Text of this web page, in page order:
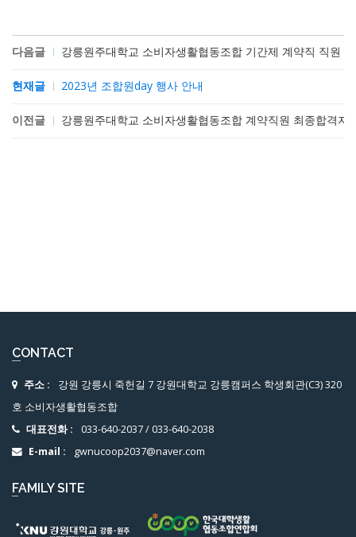
다음글 강릉원주대학교 소비자생활협동조합 기간제 계약직 직원
현재글 2023년 조합원day 행사 안내
이전글 강릉원주대학교 소비자생활협동조합 계약직원 최종합격자
CONTACT
주소 :
강원 강릉시 죽헌길 7 강원대학교 강릉캠퍼스 학생회관(C3) 320
호 소비자생활협동조합
대표전화 :
033-640-2037/033-640-2038
E-mail :
gwnucoop2037@naver.com
FAMILY SITE